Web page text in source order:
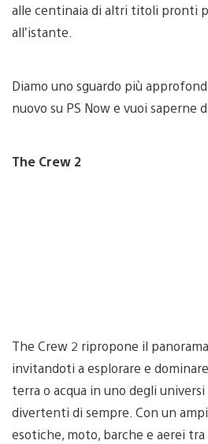
alle centinaia di altri titoli pronti
all’istante.
Diamo uno sguardo più
nuovo su PS Now e vuoi saperne
The Crew 2
The Crew 2 ripropone il
invitandoti a esplorare e
terra o acqua in uno degli
divertenti di sempre. Con un
esotiche, moto, barche e aerei tra